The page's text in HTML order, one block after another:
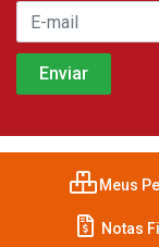
Meus
Notas